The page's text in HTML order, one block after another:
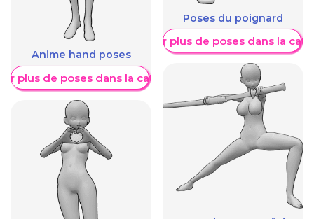
Anime hand poses
plus de poses dans la catégorie
Poses du poignard
Afficher plus de poses dans la